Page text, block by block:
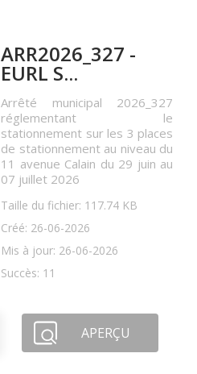
ARR2026_327 -
EURL S...
Arrêté municipal 2026_327
réglementant le
stationnement sur les 3 places
de stationnement au niveau du
11 avenue Calain du 29 juin au
07 juillet 2026
Taille du fichier: 117.74 KB
Créé: 26-06-2026
Mis à jour: 26-06-2026
Succès: 11
APERÇU